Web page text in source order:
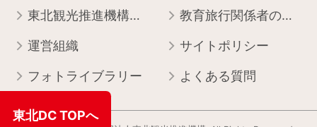
東北観光推進機構について 教育旅行関係者の皆様へ
運営組織 サイトポリシー
フォトライブラリー よくある質問
東北DC TOPへ